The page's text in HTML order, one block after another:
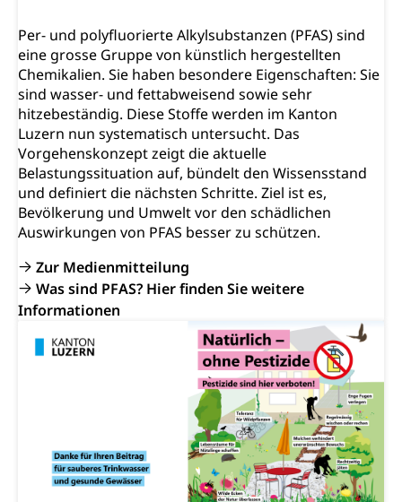
Per- und polyfluorierte Alkylsubstanzen (PFAS) sind
eine grosse Gruppe von künstlich hergestellten
Chemikalien. Sie haben besondere Eigenschaften: Sie
sind wasser- und fettabweisend sowie sehr
hitzebeständig. Diese Stoffe werden im Kanton
Luzern nun systematisch untersucht. Das
Vorgehenskonzept zeigt die aktuelle
Belastungssituation auf, bündelt den Wissensstand
und definiert die nächsten Schritte. Ziel ist es,
Bevölkerung und Umwelt vor den schädlichen
Auswirkungen von PFAS besser zu schützen.
Zur Medienmitteilung
Was sind PFAS? Hier finden Sie weitere
Informationen